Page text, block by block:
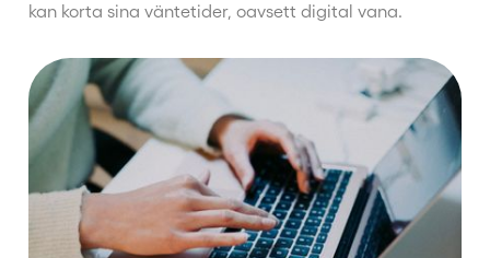
kan korta sina väntetider, oavsett digital vana.